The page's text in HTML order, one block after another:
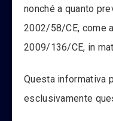
nonché a quanto
2002/58/CE, come
2009/136/CE, in
Questa informativa
esclusivamente